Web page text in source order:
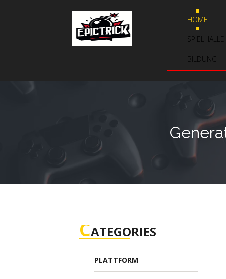
HOME
SPIELHALLE
BILDUNG
CATEGORIES
PLATTFORM